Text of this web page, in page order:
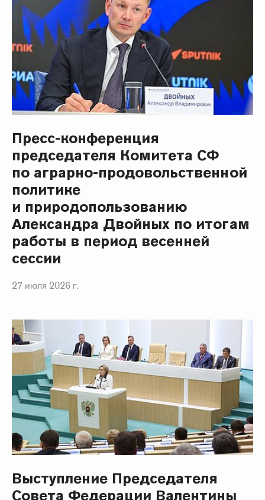
Пресс-конференция
председателя Комитета СФ
по аграрно-продовольственной
политике
и природопользованию
Александра Двойных по итогам
работы в период весенней
сессии
27 июля 2026 г.
Выступление Председателя
Совета Федерации Валентины